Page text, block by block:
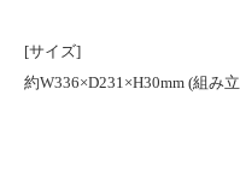
[サイズ]
約W336×D231×H30mm (組み